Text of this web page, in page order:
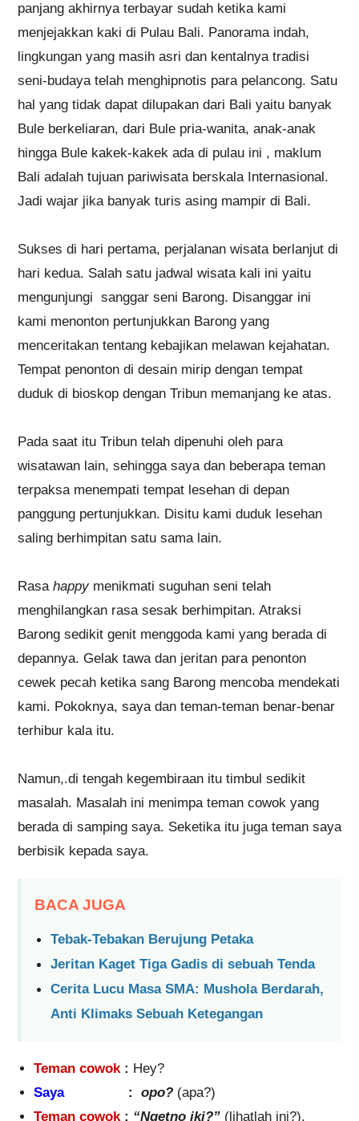
panjang akhirnya terbayar sudah ketika kami
menjejakkan kaki di Pulau Bali. Panorama indah,
lingkungan yang masih asri dan kentalnya tradisi
seni-budaya telah menghipnotis para pelancong. Satu
hal yang tidak dapat dilupakan dari Bali yaitu banyak
Bule berkeliaran, dari Bule pria-wanita, anak-anak
hingga Bule kakek-kakek ada di pulau ini , maklum
Bali adalah tujuan pariwisata berskala Internasional.
Jadi wajar jika banyak turis asing mampir di Bali.
Sukses di hari pertama, perjalanan wisata berlanjut di
hari kedua. Salah satu jadwal wisata kali ini yaitu
mengunjungi sanggar seni Barong. Disanggar ini
kami menonton pertunjukkan Barong yang
menceritakan tentang kebajikan melawan kejahatan.
Tempat penonton di desain mirip dengan tempat
duduk di bioskop dengan Tribun memanjang ke atas.
Pada saat itu Tribun telah dipenuhi oleh para
wisatawan lain, sehingga saya dan beberapa teman
terpaksa menempati tempat lesehan di depan
panggung pertunjukkan. Disitu kami duduk lesehan
saling berhimpitan satu sama lain.
Rasa happymenikmati suguhan seni telah
menghilangkan rasa sesak berhimpitan. Atraksi
Barong sedikit genit menggoda kami yang berada di
depannya. Gelak tawa dan jeritan para penonton
cewek pecah ketika sang Barong mencoba mendekati
kami. Pokoknya, saya dan teman-teman benar-benar
terhibur kala itu.
Namun,.di tengah kegembiraan itu timbul sedikit
masalah. Masalah ini menimpa teman cowok yang
berada di samping saya. Seketika itu juga teman saya
berbisik kepada saya.
BACA JUGA
Tebak-Tebakan Berujung Petaka
Jeritan Kaget Tiga Gadis di sebuah Tenda
Cerita Lucu Masa SMA: Mushola Berdarah,
Anti Klimaks Sebuah Ketegangan
Teman cowok : Hey?
Saya
: opo? (apa?)
Teman cowok: “Ngetno iki?” (lihatlah ini?).